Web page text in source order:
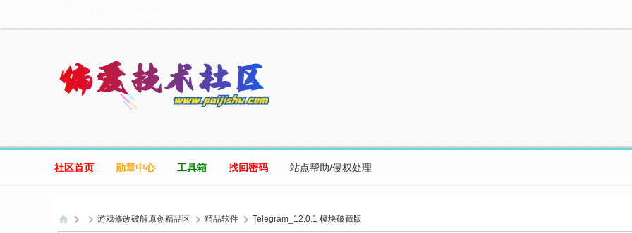
社区首页 勋章中心 工具箱 找回密码 站点帮助/侵权处理
游戏修改破解原创精品区 精品软件 Telegram_12.0.1 模块破截版